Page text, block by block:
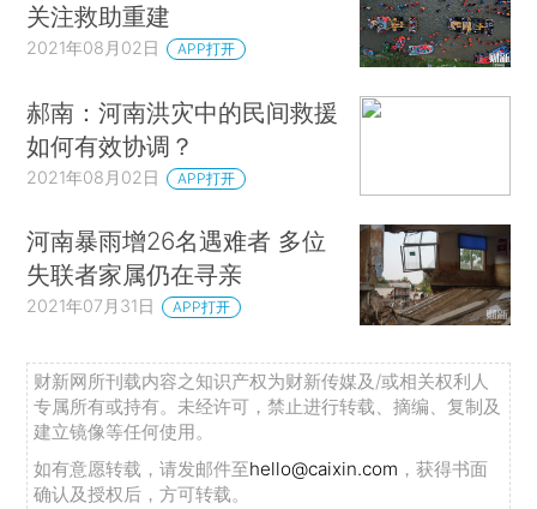
关注救助重建
2021年08月02日 APP打开
郝南：河南洪灾中的民间救援
如何有效协调？
2021年08月02日 APP打开
河南暴雨增26名遇难者 多位
失联者家属仍在寻亲
2021年07月31日 APP打开
财新网所刊载内容之知识产权为财新传媒及/或相关权利人
专属所有或持有。未经许可，禁止进行转载、摘编、复制及
建立镜像等任何使用。
如有意愿转载，请发邮件至hello@caixin.com ，获得书面
确认及授权后，方可转载。